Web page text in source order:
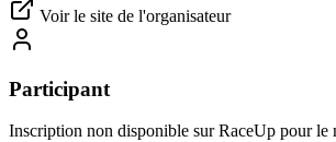
Voir le site de l'organisateur
Participant
Inscription non disponible sur RaceUp pour le